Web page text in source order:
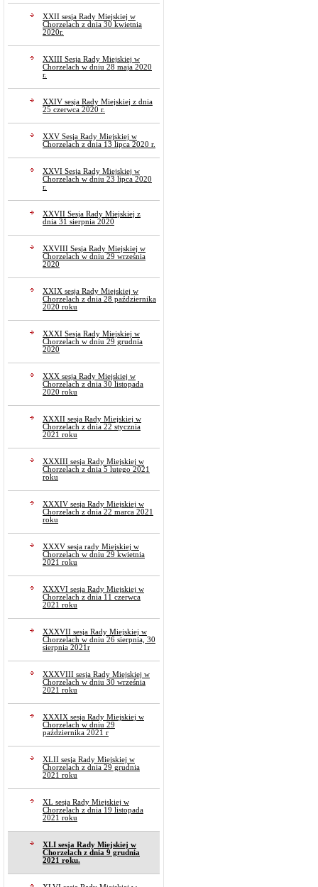
XXII sesja Rady Miejskiej w
Chorzelach z dnia 30 kwietnia
2020r.
XXIII Sesja Rady Miejskiej w
Chorzelach w dniu 28 maja 2020
r.
XXIV sesja Rady Miejskiej z dnia
25 czerwca 2020 r.
XXV Sesja Rady Miejskiej w
Chorzelach z dnia 13 lipca 2020 r.
XXVI Sesja Rady Miejskiej w
Chorzelach w dniu 23 lipca 2020
r.
XXVII Sesja Rady Miejskiej z
dnia 31 sierpnia 2020
XXVIII Sesja Rady Miejskiej w
Chorzelach w dniu 29 września
2020
XXIX sesja Rady Miejskiej w
Chorzelach z dnia 28 października
2020 roku
XXXI Sesja Rady Miejskiej w
Chorzelach w dniu 29 grudnia
2020
XXX sesja Rady Miejskiej w
Chorzelach z dnia 30 listopada
2020 roku
XXXII sesja Rady Miejskiej w
Chorzelach z dnia 22 stycznia
2021 roku
XXXIII sesja Rady Miejskiej w
Chorzelach z dnia 5 lutego 2021
roku
XXXIV sesja Rady Miejskiej w
Chorzelach z dnia 22 marca 2021
roku
XXXV sesja rady Miejskiej w
Chorzelach w dniu 29 kwietnia
2021 roku
XXXVI sesja Rady Miejskiej w
Chorzelach z dnia 11 czerwca
2021 roku
XXXVII sesja Rady Miejskiej w
Chorzelach w dniu 26 sierpnia, 30
sierpnia 2021r
XXXVIII sesja Rady Miejskiej w
Chorzelach w dniu 30 września
2021 roku
XXXIX sesja Rady Miejskiej w
Chorzelach w dniu 29
października 2021 r
XLII sesja Rady Miejskiej w
Chorzelach z dnia 29 grudnia
2021 roku
XL sesja Rady Miejskiej w
Chorzelach z dnia 19 listopada
2021 roku
XLI sesja Rady Miejskiej w
Chorzelach z dnia 9 grudnia
2021 roku.